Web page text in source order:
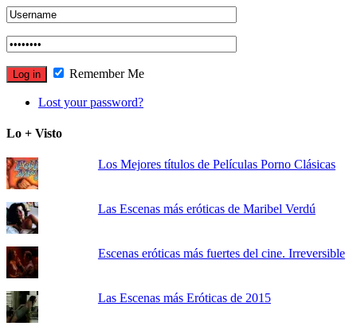
Remember Me
Lost your password?
Lo + Visto
Los Mejores títulos de Películas Porno Clásicas
Las Escenas más eróticas de Maribel Verdú
Escenas eróticas más fuertes del cine. Irreversible
Las Escenas más Eróticas de 2015